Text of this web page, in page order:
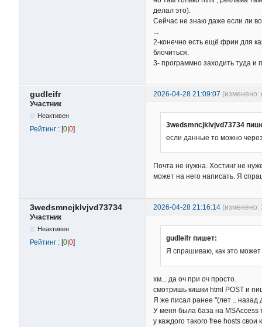
делал это).
Сейчас не знаю даже если ли
...
2-конечно есть ещё фрии для
блочиться.
3- программно заходить туда и
gudleifr 2026-04-28 21:09:07 (изменено:
Участник
Неактивен
Рейтинг : [0|0]
3wedsmncjklvjvd73734
если данные то можно
Почта не нужна. Хостинг не
может на него написать. Я
3wedsmncjklvjvd73734 2026-04-28 21:16:14 (изменено:
Участник
Неактивен
Рейтинг : [0|0]
gudleifr пишет:
Я спрашиваю, как это
хм... да оч при оч просто.
смотришь кишки html POST и
Я же писал ранее "(лет .. назад
У меня была база на MSAccess
у каждого такого free hosts